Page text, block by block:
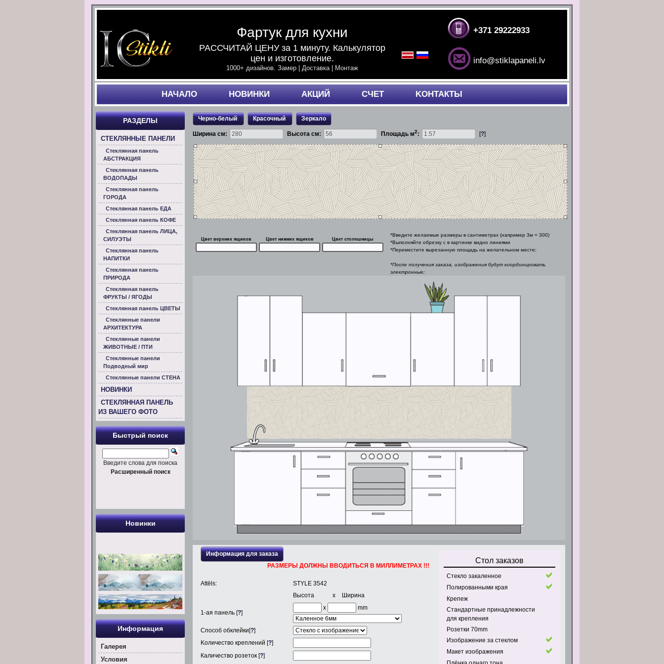
Фартук для кухни
РАССЧИТАЙ ЦЕНУ за 1 минуту. Калькулятор
цен и изготовление.
1000+ дизайнов. Замер | Доставка | Монтаж
+371 29222933
info@stiklapaneli.lv
НАЧАЛO НОВИНКИ АКЦИЙ СЧЕТ KОНТАКТЫ
Черно-белый Красочный Зеркало
Ширина см: Высота см: Площадь м2: [?]
Цвет верхних ящиков Цвет нижних ящиков Цвет столешницы
*Введите желаемые размеры в сантиметрах (например 3м = 300)
*Выполняйте обрезку с в картинке видно линиями
*Переместите вырезанную площадь на желательном месте;
*После получения заказа, изображения будут координировать
электронные;
Информация для заказа
РАЗМЕРЫ ДОЛЖНЫ ВВОДИТЬСЯ В МИЛЛИМЕТРАХ !!!
Attēls:
STYLE 3542
Высота
x Ширина
1-ая панель [?]
x mm
Способ обклейки[?]
Kоличество креплений [?]
Каличество розеток [?]
Стол заказов
Стекло закаленное
Полированными края
Крепеж
Стандартные принадлежности
для крепления
Pозетки 70mm
Изображение за стеклом
Макет изображения
РАЗДЕЛЫ
СТЕКЛЯННЫЕ ПАНЕЛИ
Стеклянная панель
АБСТРАКЦИЯ
Стеклянная панель
ВОДОПАДЫ
Стеклянная панель
ГОРОДА
Стеклянная панель ЕДА
Стеклянная панель КОФЕ
Стеклянная панель ЛИЦА,
СИЛУЭТЫ
Стеклянная панель
НАПИТКИ
Стеклянная панель
ПРИРОДА
Стеклянная панель
ФРУКТЫ / ЯГОДЫ
Стеклянная панель ЦВЕТЫ
Стеклянные панели
АРХИТЕКТУРА
Стеклянные панели
ЖИВОТНЫЕ / ПТИ
Стеклянные панели
Подводный мир
Стеклянные панели СТЕНА
НОВИНКИ
СТЕКЛЯННАЯ ПАНЕЛЬ
ИЗ ВАШЕГО ФОТО
Быстрый поиск
Введите слова для поиска
Расширенный поиск
Новинки
Информация
Галерея
Условия